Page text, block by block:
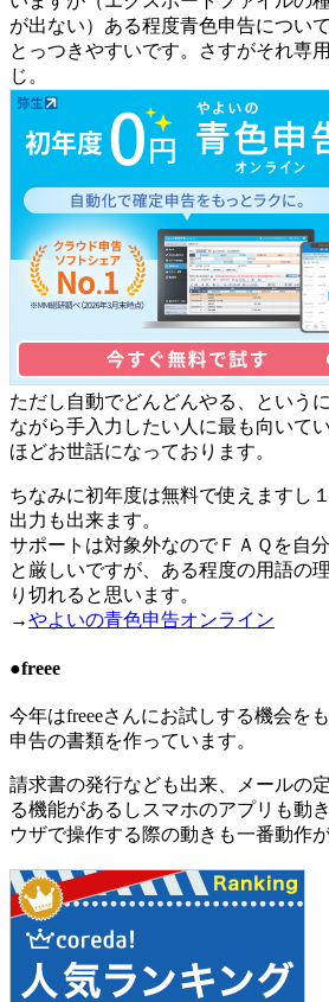
が出ない） ある程度青色申告につい
とっつきやすいです。さすがそれ専
じ。
ただし自動でどんどんやる、というに
ながら手入力したい人に最も向いて
ほどお世話になっております。
ちなみに初年度は無料で使えますし
出力も出来ます。
サポートは対象外なのでＦＡＱを自
と厳しいですが、ある程度の用語の
り切れると思います。
→やよいの青色申告オンライン
●freee
今年はfreeeさんにお試しする機会を
申告の書類を作っています。
請求書の発行なども出来、メールの
る機能があるしスマホのアプリも動
ウザで操作する際の動きも一番動作